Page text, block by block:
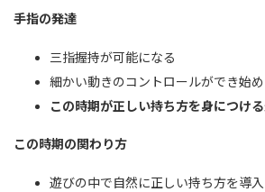
手指の発達
三指握持が可能になる
細かい動きのコントロールができ始め
この時期が正しい持ち方を身につけ
この時期の関わり方
遊びの中で自然に正しい持ち方を導入